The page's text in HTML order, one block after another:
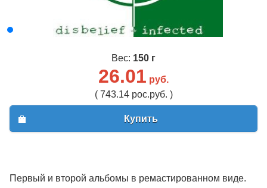
Вес: 150 г
26.01 руб.
( 743.14 рос.руб. )
Купить
Первый и второй альбомы в ремастированном виде.